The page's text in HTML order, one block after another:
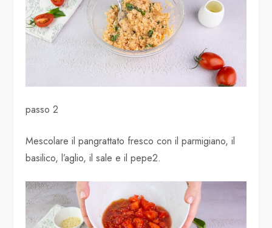
passo 2
Mescolare il pangrattato fresco con il parmigiano, il
basilico, l’aglio, il sale e il pepe2.